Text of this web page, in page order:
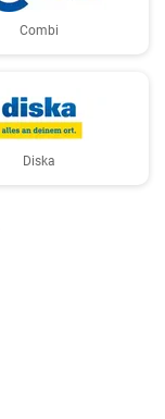
Combi
Diska